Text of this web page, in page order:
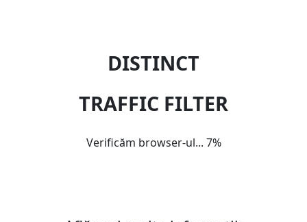
DISTINCT
TRAFFIC FILTER
Verificăm browser-ul... 7%